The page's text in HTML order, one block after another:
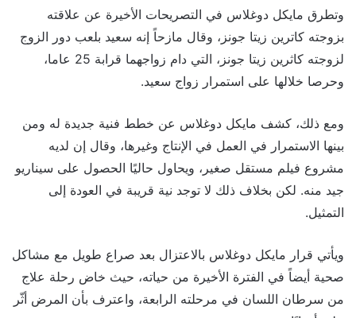
وتطرق مايكل دوغلاس في التصريحات الأخيرة عن علاقته
بزوجته كاترين زيتا جونز، وقال مازحاً إنه سعيد بلعب دور الزوج
لزوجته كاثرين زيتا جونز، التي دام زواجهما قرابة 25 عاما،
وحرصا خلالها على استمرار زواج سعيد.
ومع ذلك، كشف مايكل دوغلاس عن خطط فنية جديدة له ومن
بينها الاستمرار في العمل في الإنتاج وغيرها، وقال إن لديه
مشروع فيلم مستقل صغير، ويحاول حاليًا الحصول على سيناريو
جيد منه. لكن بخلاف ذلك لا توجد نية قريبة في العودة إلى
التمثيل.
ويأتي قرار مايكل دوغلاس بالاعتزال بعد صراع طويل مع مشاكل
صحية أيضاً في الفترة الأخيرة من حياته، حيث خاض رحلة علاج
من سرطان اللسان في مرحلته الرابعة، واعترف بأن المرض أثّر